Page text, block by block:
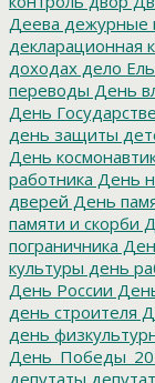
Деева дежурные
декларационная
доходах дело
переводы День
День
день защиты
День
работника День
дверей День
памяти и скорби
пограничника
культуры день
День России
день строителя
день
депутаты